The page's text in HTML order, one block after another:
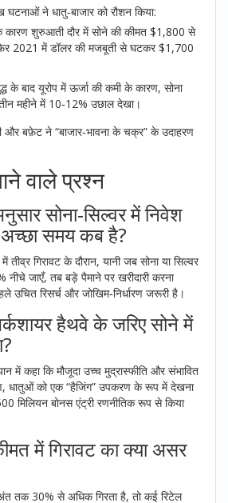
घटनाओं ने धातु‑बाजार को रौशन किया:
कारण शुरुआती दौर में सोने की कीमत $1,800 से
2021 में डॉलर की मजबूती से घटकर $1,700
के बाद यूरोप में ऊर्जा की कमी के कारण, सोना
महीने में 10‑12% उछाल देखा।
और बफ़ेट ने “बाजार‑भावना के चक्र” के उदाहरण
वाले प्रश्न
सोना‑सिल्वर में निवेश
समय कब है?
तीव्र गिरावट के दौरान, यानी जब सोना या सिल्वर
जाएँ, तब बड़े पैमाने पर खरीदारी करना
उचित रिसर्च और जोखिम‑निर्धारण जरूरी है।
हैथवे के जरिए सोने में
में कहा कि मौजूदा उच्च मुद्रास्फीति और संभावित
धातुओं को एक “हैजिंग” उपकरण के रूप में देखना
मिलियन बोनस एंट्री रणनीतिक रूप से किया
में गिरावट का क्या असर
तक 30% से अधिक गिरता है, तो कई रिटेल